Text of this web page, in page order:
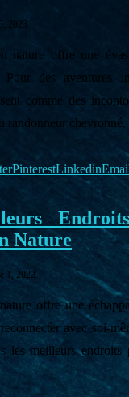
2023
nature offre une
des aventures
comme des
randonneur
PinterestLinkedin
Nature
1, 2022
offre une
avec soi-
les meilleurs